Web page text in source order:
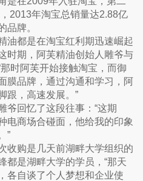
2013年淘宝总销量达2.88亿
品牌。
油都是在淘宝红利期迅速崛起
时期，阿芙精油创始人雕爷与
时阿芙开始接触淘宝，而御
膜品牌，通过沟通和学习，阿
跟，高速发展。”
爷回忆了这段往事：“这期
电商场合碰面，他给我的印象
”
收购是几天前湖畔大学组织的
都是湖畔大学的学员，“那天
各自谈了个人梦想和企业使